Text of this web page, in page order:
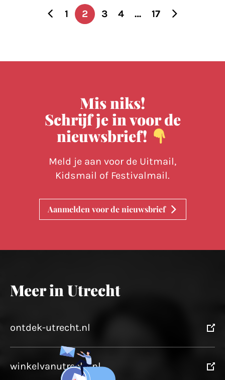
Berichten
paginering
1 2 3 4 … 17
Mis niks!
Schrijf je in voor de
nieuwsbrief!
Meld je aan voor de Uitmail,
Kidsmail of Festivalmail.
Aanmelden voor de nieuwsbrief
Meer in Utrecht
ontdek-utrecht.nl
winkelvanutrecht.nl